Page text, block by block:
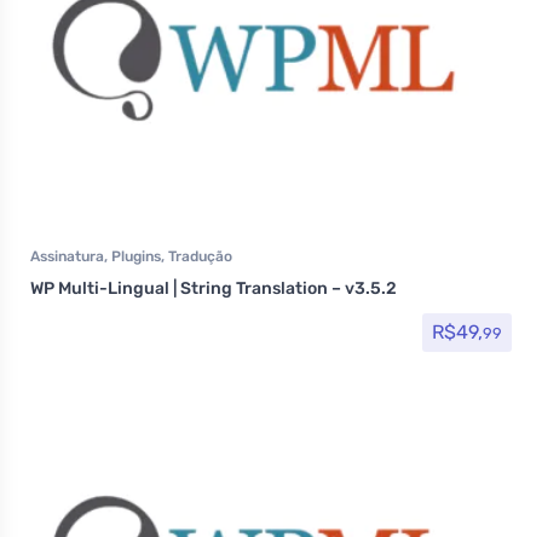
Assinatura, Plugins, Tradução
WP Multi-Lingual | String Translation – v3.5.2
R$49,99